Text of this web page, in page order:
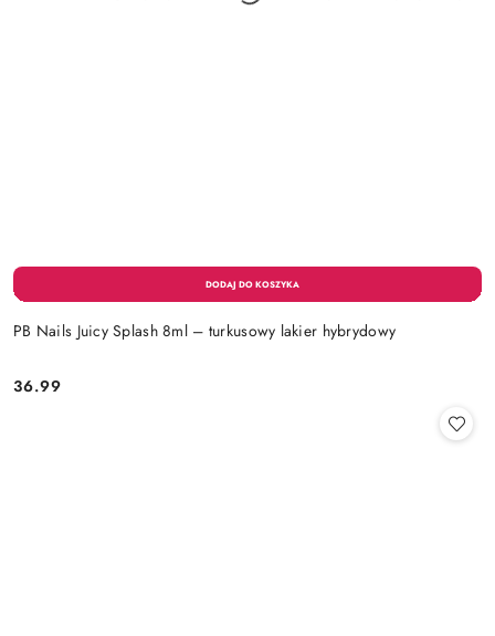
PB Nails Juicy Splash 8ml – turkusowy lakier hybrydowy
Cena:
36.99